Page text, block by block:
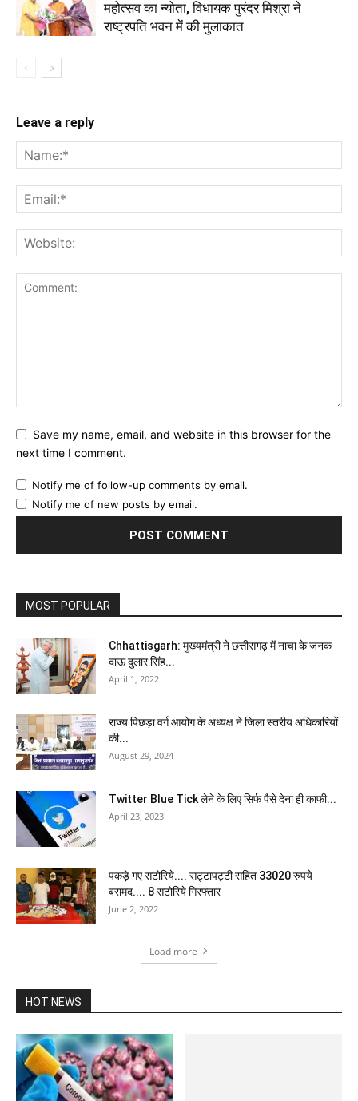
महोत्सव का न्योता, विधायक पुरंदर मिश्रा ने
राष्ट्रपति भवन में की मुलाकात
Leave a reply
Save my name, email, and website in this browser for the
next time I comment.
Notify me of follow-up comments by email.
Notify me of new posts by email.
MOST POPULAR
Chhattisgarh: मुख्यमंत्री ने छत्तीसगढ़ में नाचा के जनक
दाऊ दुलार सिंह...
April 1, 2022
राज्य पिछड़ा वर्ग आयोग के अध्यक्ष ने जिला स्तरीय अधिकारियों
की...
August 29, 2024
Twitter Blue Tick लेने के लिए सिर्फ पैसे देना ही काफी...
April 23, 2023
पकड़े गए सटोरिये.... सट्टापट्टी सहित 33020 रुपये
बरामद.... 8 सटोरिये गिरफ्तार
June 2, 2022
Load more
HOT NEWS